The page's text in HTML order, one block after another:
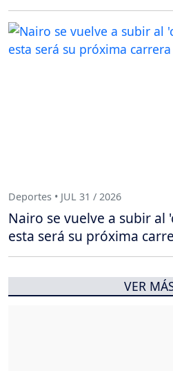
Deportes • JUL 31 / 2026
Nairo se vuelve a subir al
esta será su próxima
VER